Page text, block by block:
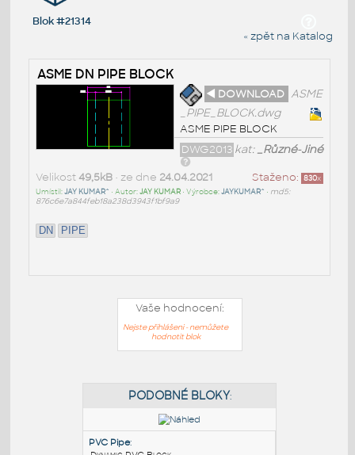
Blok #21314
« zpět na Katalog
ASME DN PIPE BLOCK
◄ DOWNLOAD ASME
_PIPE_BLOCK.dwg
ASME PIPE BLOCK
kat:_Různé-Jiné
DWG2013
Staženo: 830x
Velikost 49,5kB• ze dne 24.04.2021
Umístil:JAY KUMAR^ • Autor:JAY KUMAR• Výrobce:JAYKUMAR^ • md5:
876c6e7a844feb18a238d3943f1bf9a9
DN PIPE
Vaše hodnocení:
Nejste přihlášeni - nemůžete
hodnotit blok